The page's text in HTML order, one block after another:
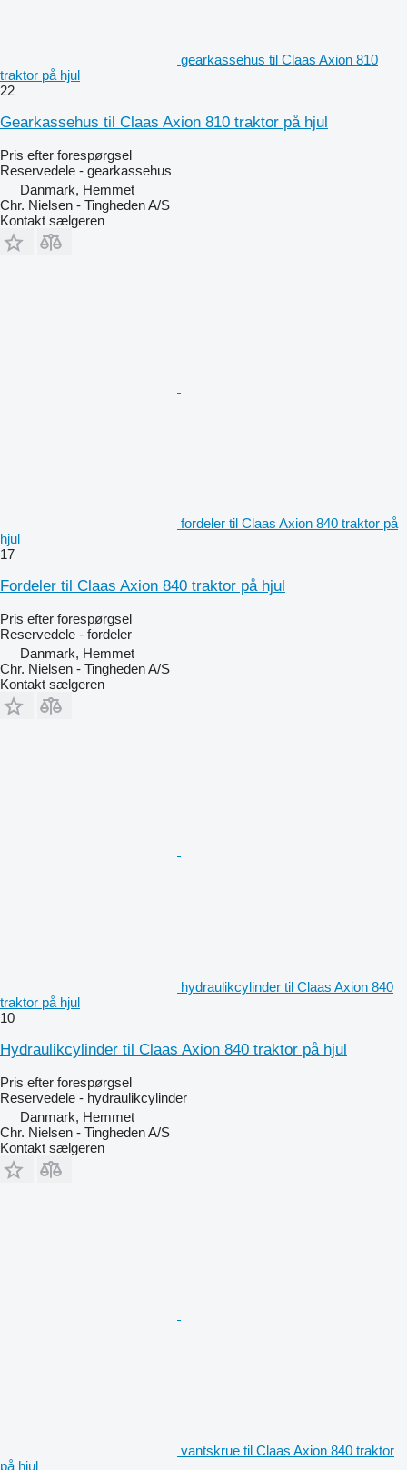
gearkassehus til Claas Axion 810
traktor på hjul
22
Gearkassehus til Claas Axion 810 traktor på hjul
Pris efter forespørgsel
Reservedele - gearkassehus
Danmark, Hemmet
Chr. Nielsen - Tingheden A/S
Kontakt sælgeren
fordeler til Claas Axion 840 traktor på
hjul
17
Fordeler til Claas Axion 840 traktor på hjul
Pris efter forespørgsel
Reservedele - fordeler
Danmark, Hemmet
Chr. Nielsen - Tingheden A/S
Kontakt sælgeren
hydraulikcylinder til Claas Axion 840
traktor på hjul
10
Hydraulikcylinder til Claas Axion 840 traktor på hjul
Pris efter forespørgsel
Reservedele - hydraulikcylinder
Danmark, Hemmet
Chr. Nielsen - Tingheden A/S
Kontakt sælgeren
vantskrue til Claas Axion 840 traktor
på hjul